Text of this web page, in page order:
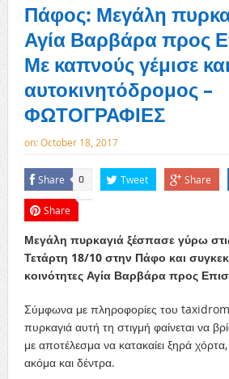
Πάφος: Μεγάλη
Αγία Βαρβάρα προς
Με καπνούς γέμισε
αυτοκινητόδρομος –
ΦΩΤΟΓΡΑΦΙΕΣ
on:October 18, 2017
Share 0 Tweet Share
Share
Μεγάλη πυρκαγιά ξέσπασε γύρω
Τετάρτη 18/10 στην Πάφο και
κοινότητες Αγία Βαρβάρα προς
Σύμφωνα με πληροφορίες του
πυρκαγιά αυτή τη στιγμή φαίνεται να
με αποτέλεσμα να κατακαίει ξηρά
ακόμα και δέντρα.